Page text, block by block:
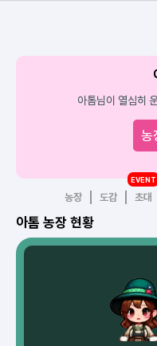
아톰님이 열심히
농
농장 도감 초대
EVENT
아톰 농장 현황